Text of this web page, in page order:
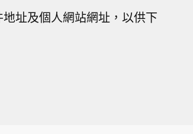
址及個人網站網址，以供下